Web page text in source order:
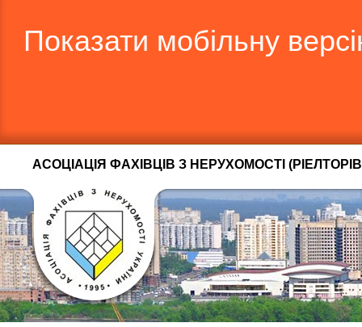
Показати мобільну
АСОЦІАЦІЯ ФАХІВЦІВ З НЕРУХОМОСТІ